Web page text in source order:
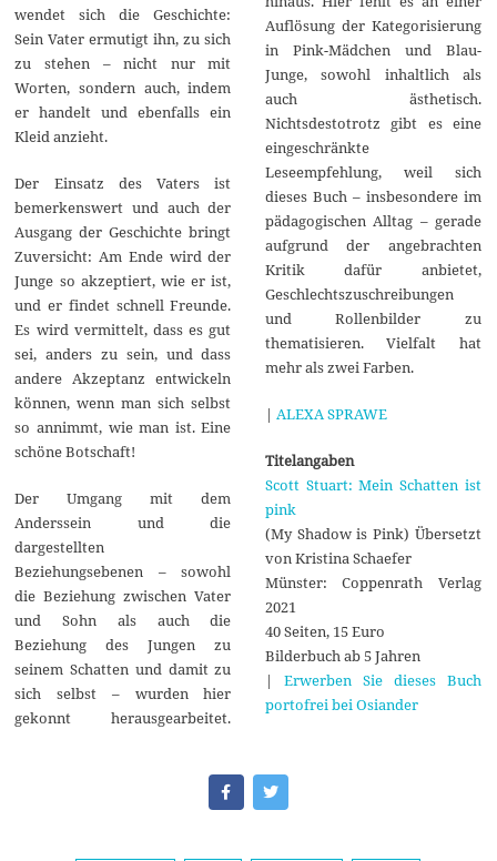
wendet sich die Geschichte:
Sein Vater ermutigt ihn, zu sich
zu stehen – nicht nur mit
Worten, sondern auch, indem
er handelt und ebenfalls ein
Kleid anzieht.
Der Einsatz des Vaters ist
bemerkenswert und auch der
Ausgang der Geschichte bringt
Zuversicht: Am Ende wird der
Junge so akzeptiert, wie er ist,
und er findet schnell Freunde.
Es wird vermittelt, dass es gut
sei, anders zu sein, und dass
andere Akzeptanz entwickeln
können, wenn man sich selbst
so annimmt, wie man ist. Eine
schöne Botschaft!
Der Umgang mit dem
Anderssein und die
dargestellten
Beziehungsebenen – sowohl
die Beziehung zwischen Vater
und Sohn als auch die
Beziehung des Jungen zu
seinem Schatten und damit zu
sich selbst – wurden hier
gekonnt herausgearbeitet.
Auflösung der Kategorisierung
in Pink-Mädchen und Blau-
Junge, sowohl inhaltlich als
auch ästhetisch.
Nichtsdestotrotz gibt es eine
eingeschränkte
Leseempfehlung, weil sich
dieses Buch – insbesondere im
pädagogischen Alltag – gerade
aufgrund der angebrachten
Kritik dafür anbietet,
Geschlechtszuschreibungen
und Rollenbilder zu
thematisieren. Vielfalt hat
mehr als zwei Farben.
| ALEXA SPRAWE
Titelangaben
Scott Stuart: Mein Schatten ist
pink
(‎My Shadow is Pink) Übersetzt
von Kristina Schaefer
Münster: Coppenrath Verlag
2021
40 Seiten, 15 Euro
Bilderbuch ab 5 Jahren
| Erwerben Sie dieses Buch
portofrei bei Osiander